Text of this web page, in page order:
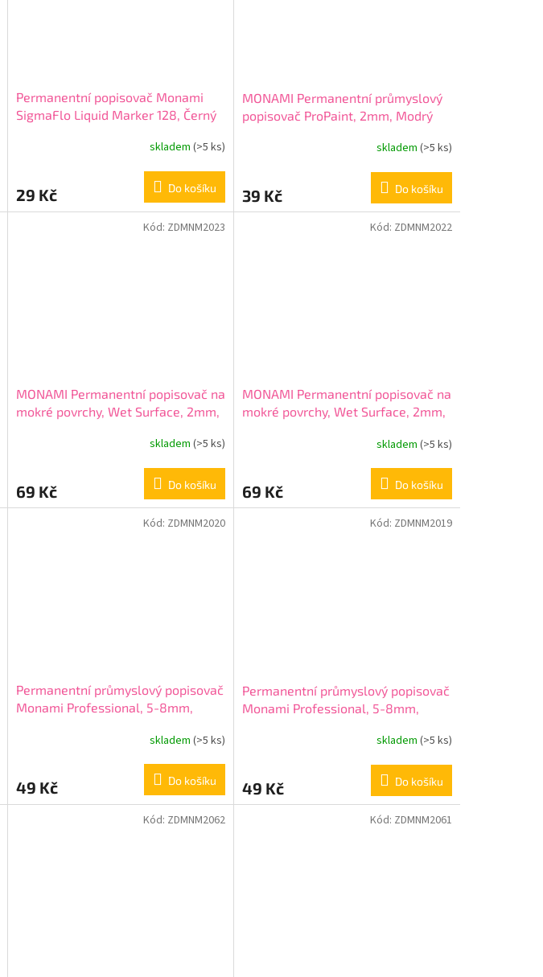
Permanentní popisovač Monami
SigmaFlo Liquid Marker 128, Černý
skladem (>5 ks)
29 Kč Do košíku
MONAMI Permanentní průmyslový
popisovač ProPaint, 2mm, Modrý
skladem (>5 ks)
39 Kč Do košíku
MONAMI Permanentní popisovač na
mokré povrchy, Wet Surface, 2mm,
skladem (>5 ks)
69 Kč Do košíku
Kód: ZDMNM2023
MONAMI Permanentní popisovač na
mokré povrchy, Wet Surface, 2mm,
skladem (>5 ks)
69 Kč Do košíku
Kód: ZDMNM2022
Permanentní průmyslový popisovač
Monami Professional, 5-8mm,
skladem (>5 ks)
49 Kč Do košíku
Kód: ZDMNM2020
Permanentní průmyslový popisovač
Monami Professional, 5-8mm,
skladem (>5 ks)
49 Kč Do košíku
Kód: ZDMNM2019
Kód: ZDMNM2062 Kód: ZDMNM2061